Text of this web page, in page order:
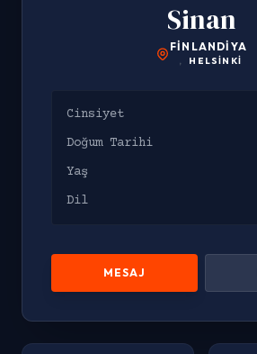
Sinan
FINLANDIYA
, HELSINKI
Cinsiyet
Doğum Tarihi
Yaş
Dil
MESAJ